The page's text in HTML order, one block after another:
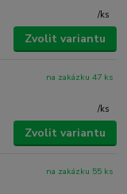
/ks
Zvolit variantu
/ks
na zakázku 47 ks
Zvolit variantu
na zakázku 55 ks